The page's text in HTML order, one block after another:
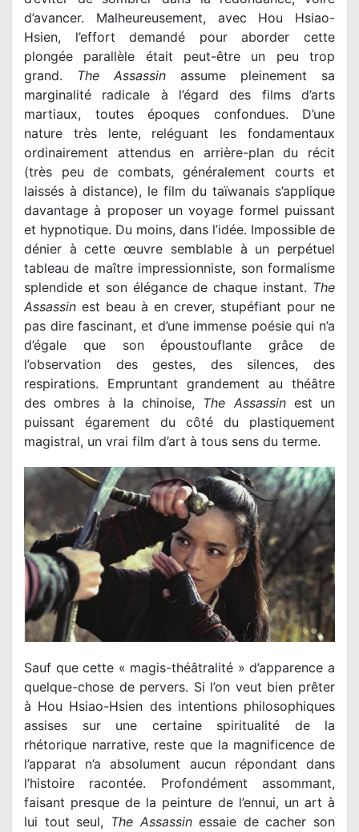
d’avancer. Malheureusement, avec Hou Hsiao-
Hsien, l’effort demandé pour aborder cette
plongée parallèle était peut-être un peu trop
grand. The Assassin assume pleinement sa
marginalité radicale à l’égard des films d’arts
martiaux, toutes époques confondues. D’une
nature très lente, reléguant les fondamentaux
ordinairement attendus en arrière-plan du récit
(très peu de combats, généralement courts et
laissés à distance), le film du taïwanais s’applique
davantage à proposer un voyage formel puissant
et hypnotique. Du moins, dans l’idée. Impossible de
dénier à cette œuvre semblable à un perpétuel
tableau de maître impressionniste, son formalisme
splendide et son élégance de chaque instant. The
Assassin est beau à en crever, stupéfiant pour ne
pas dire fascinant, et d’une immense poésie qui n’a
d’égale que son époustouflante grâce de
l’observation des gestes, des silences, des
respirations. Empruntant grandement au théâtre
des ombres à la chinoise, The Assassinest un
puissant égarement du côté du plastiquement
magistral, un vrai film d’art à tous sens du terme.
Sauf que cette « magis-théâtralité » d’apparence a
quelque-chose de pervers. Si l’on veut bien prêter
à Hou Hsiao-Hsien des intentions philosophiques
assises sur une certaine spiritualité de la
rhétorique narrative, reste que la magnificence de
l’apparat n’a absolument aucun répondant dans
l’histoire racontée. Profondément assommant,
faisant presque de la peinture de l’ennui, un art à
lui tout seul, The Assassinessaie de cacher son